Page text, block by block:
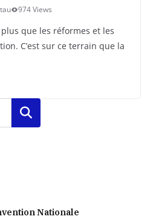
974 Views
que les réformes et les
C’est sur ce terrain que la
Rechercher
Nationale